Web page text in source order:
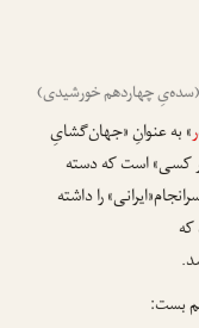
چهاردهم خورشیدی)
» به عنوانِ «جهان‌گشایِ
کسی» است که دسته
را داشته
بست: